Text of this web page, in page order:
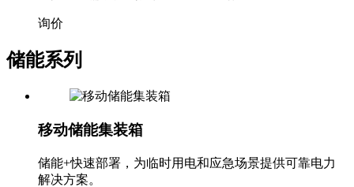
询价
储能系列
移动储能集装箱
储能+快速部署，为临时用电和应急场景提供可靠电力
解决方案。